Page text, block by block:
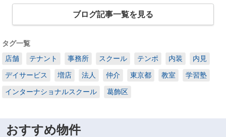
ブログ記事一覧を見る
タグ一覧
店舗
テナント 事務所 スクール テンポ 内装 内見
デイサービス 増店 法人 仲介 東京都 教室 学習塾
インターナショナルスクール 葛飾区
おすすめ物件